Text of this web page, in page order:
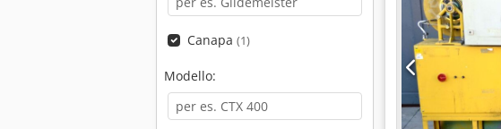
Canapa (1)
Modello: